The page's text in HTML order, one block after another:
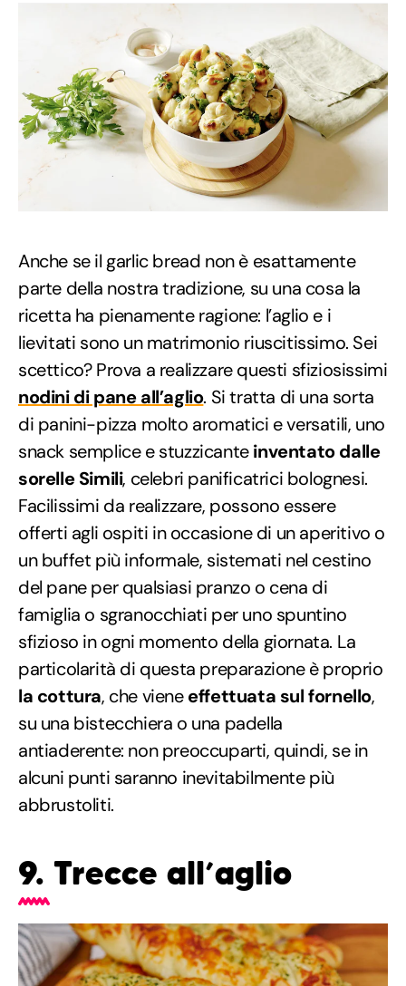
Anche se il garlic bread non è esattamente
parte della nostra tradizione, su una cosa la
ricetta ha pienamente ragione: l’aglio e i
lievitati sono un matrimonio riuscitissimo. Sei
scettico? Prova a realizzare questi sfiziosissimi
nodini di pane all’aglio. Si tratta di una sorta
di panini-pizza molto aromatici e versatili, uno
snack semplice e stuzzicanteinventato dalle
sorelle Simili, celebri panificatrici bolognesi.
Facilissimi da realizzare, possono essere
offerti agli ospiti in occasione di un aperitivo o
un buffet più informale, sistemati nel cestino
del pane per qualsiasi pranzo o cena di
famiglia o sgranocchiati per uno spuntino
sfizioso in ogni momento della giornata. La
particolarità di questa preparazione è proprio
la cottura, che vieneeffettuata sul fornello,
su una bistecchiera o una padella
antiaderente: non preoccuparti, quindi, se in
alcuni punti saranno inevitabilmente più
abbrustoliti.
9. Trecce all’aglio